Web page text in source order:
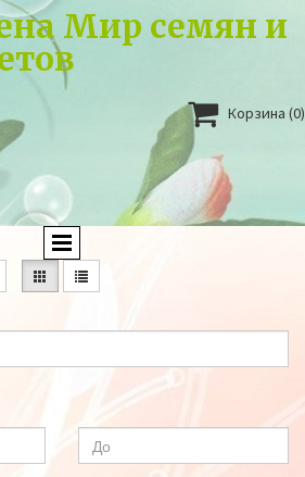
Мир семян и
 Корзина (0)